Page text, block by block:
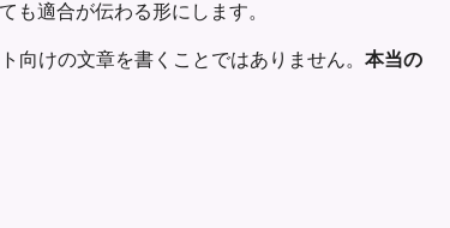
も適合が伝わる形にします。
向けの文章を書くことではありません。 本当の